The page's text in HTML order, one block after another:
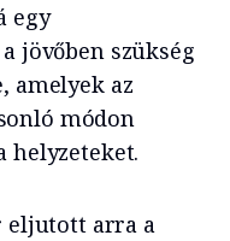
egy
jövőben szükség
amelyek az
módon
helyzeteket.
eljutott arra a